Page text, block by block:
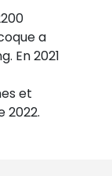
a
En 2021
et
2022.